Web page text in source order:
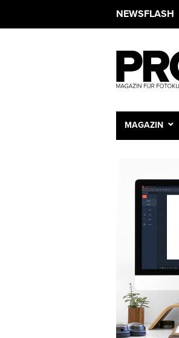
NEWSFLASH
MAGAZIN